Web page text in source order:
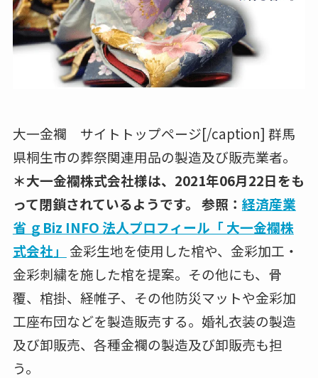
大一金襴 サイトトップページ[/caption] 群馬
県桐生市の葬祭関連用品の製造及び販売業者。
＊大一金襴株式会社様は、2021年06月22日をも
って閉鎖されているようです。 参照： 経済産業
省 ｇBiz INFO 法人プロフィール「 大一金襴株
式会社」
金彩生地を使用した棺や、金彩加工・
金彩刺繍を施した棺を提案。その他にも、骨
覆、棺掛、経帷子、その他防災マットや金彩加
工座布団などを製造販売する。婚礼衣装の製造
及び卸販売、各種金襴の製造及び卸販売も担
う。